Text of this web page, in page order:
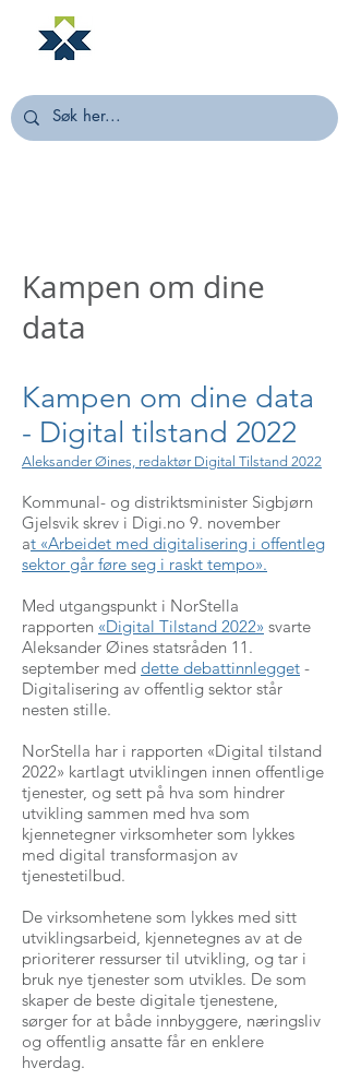
Kampen om dine
data
Kampen om dine data
- Digital tilstand 2022
Aleksander Øines, redaktør Digital Tilstand 2022
Kommunal- og distriktsminister Sigbjørn
Gjelsvik skrev i Digi.no 9. november
at «Arbeidet med digitalisering i offentleg
sektor går føre seg i raskt tempo».
Med utgangspunkt i NorStella
rapporten «Digital Tilstand 2022» svarte
Aleksander Øines statsråden 11.
september med dette debattinnlegget -
Digitalisering av offentlig sektor står
nesten stille.
NorStella har i rapporten «Digital tilstand
2022» kartlagt utviklingen innen offentlige
tjenester, og sett på hva som hindrer
utvikling sammen med hva som
kjennetegner virksomheter som lykkes
med digital transformasjon av
tjenestetilbud.
De virksomhetene som lykkes med sitt
utviklingsarbeid, kjennetegnes av at de
prioriterer ressurser til utvikling, og tar i
bruk nye tjenester som utvikles. De som
skaper de beste digitale tjenestene,
sørger for at både innbyggere, næringsliv
og offentlig ansatte får en enklere
hverdag.